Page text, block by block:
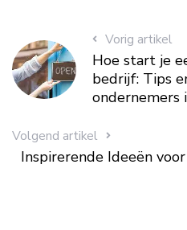
Vorig artikel
Hoe start je
bedrijf: Tips
ondernemers
Volgend artikel
Inspirerende Ideeën